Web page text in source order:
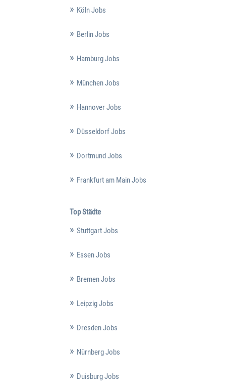
Köln Jobs
Berlin Jobs
Hamburg Jobs
München Jobs
Hannover Jobs
Düsseldorf Jobs
Dortmund Jobs
Frankfurt am Main Jobs
Top Städte
Stuttgart Jobs
Essen Jobs
Bremen Jobs
Leipzig Jobs
Dresden Jobs
Nürnberg Jobs
Duisburg Jobs